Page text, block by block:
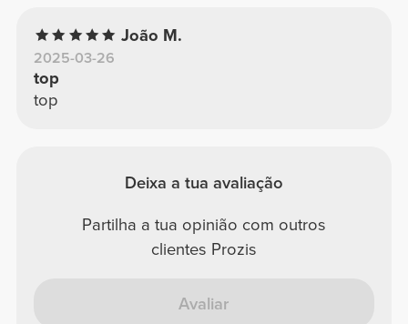
João M.
2025-03-26
top
top
Deixa a tua avaliação
Partilha a tua opinião com outros
clientes Prozis
Avaliar